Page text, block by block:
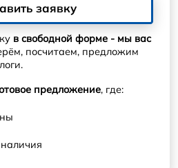
заявку
в свободной форме - мы вас
посчитаем, предложим
предложение, где: